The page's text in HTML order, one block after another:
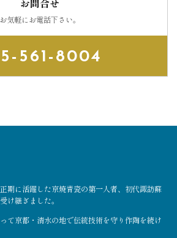
お問合せ
お気軽にお電話下さい。
561-8004
期に活躍した京焼青瓷の第一人者、初代諏訪蘇
け継ぎました。
て京都・清水の地で伝統技術を守り作陶を続け